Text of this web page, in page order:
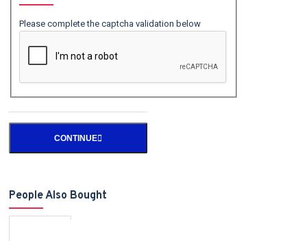
Please complete the captcha validation below
CONTINUE
People Also Bought